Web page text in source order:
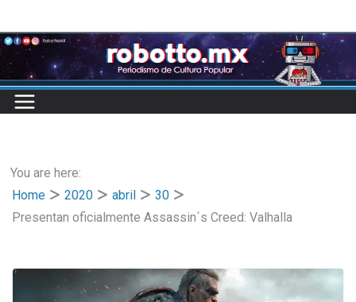
to
content
You are here:
Home
2020 abril
30
Presentan oficialmente Assassin´s Creed: Valhalla